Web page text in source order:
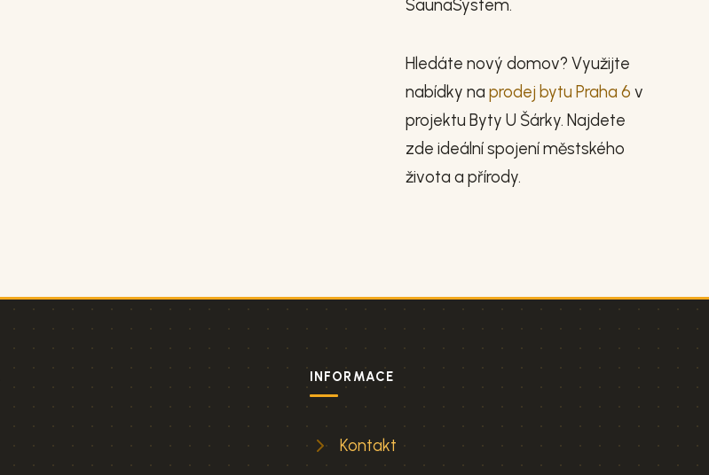
SaunaSystem.
Hledáte nový domov? Využijte
nabídky na prodej bytu Praha 6 v
projektu Byty U Šárky. Najdete
zde ideální spojení městského
života a přírody.
INFORMACE
Kontakt